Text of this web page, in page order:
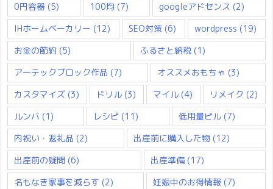
0円容器 (5) 100均 (7) googleアドセンス (2)
IHホームベーカリー (12) SEO対策 (6) wordpress (19)
お金の節約 (5) ふるさと納税 (1)
アーテックブロック作品 (7) オススメおもちゃ (3)
カスタマイズ (3) ドリル (3) マイル (4) リメイク (2)
ルンバ (1) レシピ (11) 低用量ピル(7)
内祝い・返礼品 (2) 出産前に購入した物(12)
出産前の疑問 (6) 出産準備(17)
名もなき家事を減らす (2) 妊娠中のお得情報 (7)